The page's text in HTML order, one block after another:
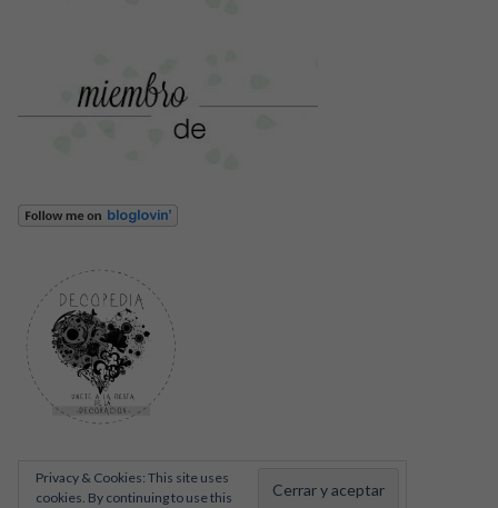
Privacy & Cookies: This site uses
cookies. By continuing to use this